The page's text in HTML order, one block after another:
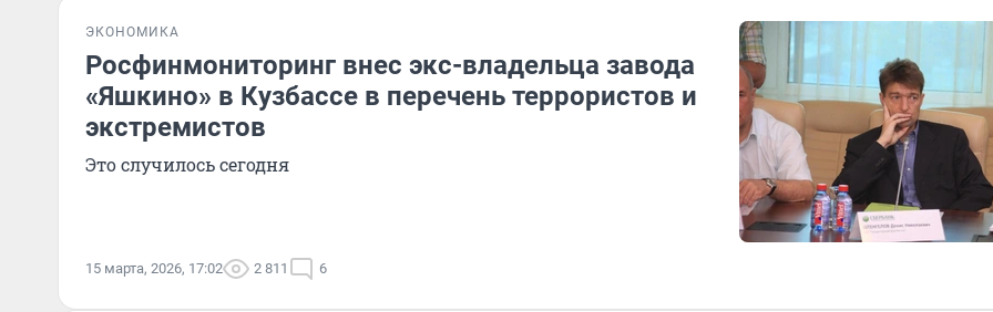
ЭКОНОМИКА
Росфинмониторинг внес экс-владельца завода
«Яшкино» в Кузбассе в перечень террористов и
экстремистов
Это случилось сегодня
15 марта, 2026, 17:02 2 811 6